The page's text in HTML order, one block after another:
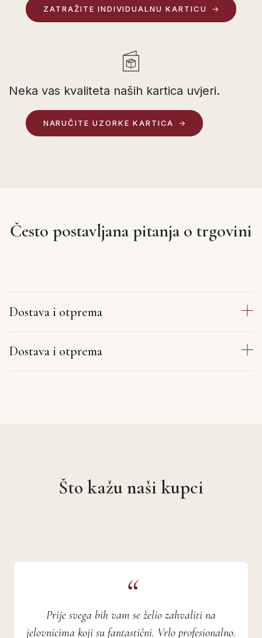
ZATRAŽITE INDIVIDUALNU KARTICU
Neka vas kvaliteta naših kartica uvjeri.
NARUČITE UZORKE KARTICA
Često postavljana pitanja o trgovini
Dostava i otprema
Dostava i otprema
Što kažu naši kupci
Prije svega bih vam se želio zahvaliti na
jelovnicima koji su fantastični. Vrlo profesionalno.